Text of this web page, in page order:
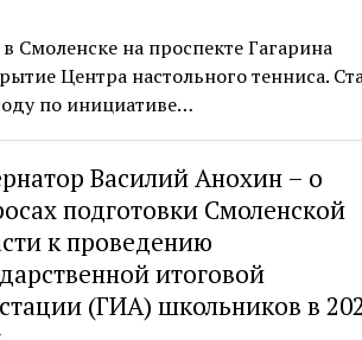
на проспекте Гагарина
Центра настольного тенниса.
по инициативе…
Василий Анохин – о
подготовки Смоленской
к проведению
итоговой
(ГИА) школьников в